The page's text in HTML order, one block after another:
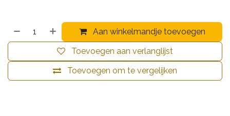
Aan winkelmandje toevoegen
Toevoegen om te vergelijken
Toevoegen aan verlanglijst